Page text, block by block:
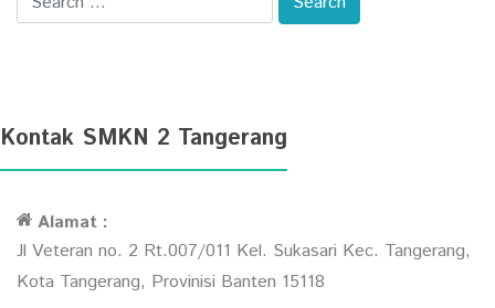
Kontak SMKN 2 Tangerang
Alamat :
Jl Veteran no. 2 Rt.007/011 Kel. Sukasari Kec. Tangerang,
Kota Tangerang, Provinisi Banten 15118